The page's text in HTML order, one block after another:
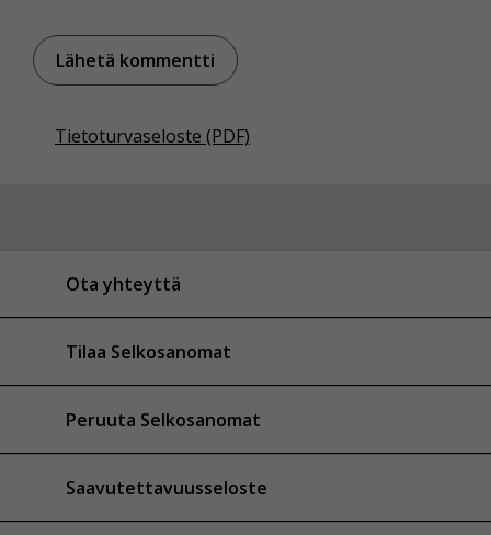
Tietoturvaseloste (PDF)
Ota yhteyttä
Tilaa Selkosanomat
Peruuta Selkosanomat
Saavutettavuusseloste